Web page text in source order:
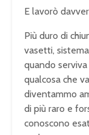
E lavorò
Più duro di
vasetti,
quando
qualcosa che
diventammo
di più raro e
conoscono